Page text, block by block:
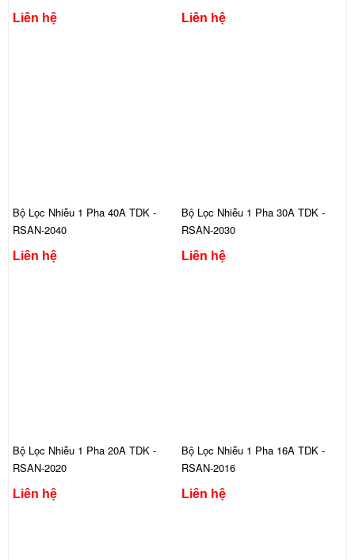
Liên hệ Liên hệ
Bộ Lọc Nhiễu 1 Pha 40A TDK -
RSAN-2040
Liên hệ
Bộ Lọc Nhiễu 1 Pha 30A TDK -
RSAN-2030
Liên hệ
Bộ Lọc Nhiễu 1 Pha 20A TDK -
RSAN-2020
Liên hệ
Bộ Lọc Nhiễu 1 Pha 16A TDK -
RSAN-2016
Liên hệ